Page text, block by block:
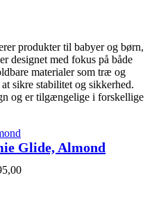
produkter til babyer og børn,
designet med fokus på både
materialer som træ og
sikre stabilitet og sikkerhed.
og er tilgængelige i forskellige
Glide, Almond